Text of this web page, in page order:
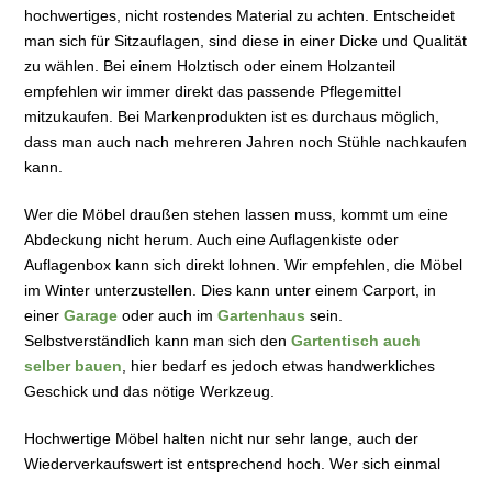
hochwertiges, nicht rostendes Material zu achten. Entscheidet
man sich für Sitzauflagen, sind diese in einer Dicke und Qualität
zu wählen. Bei einem Holztisch oder einem Holzanteil
empfehlen wir immer direkt das passende Pflegemittel
mitzukaufen. Bei Markenprodukten ist es durchaus möglich,
dass man auch nach mehreren Jahren noch Stühle nachkaufen
kann.
Wer die Möbel draußen stehen lassen muss, kommt um eine
Abdeckung nicht herum. Auch eine Auflagenkiste oder
Auflagenbox kann sich direkt lohnen. Wir empfehlen, die Möbel
im Winter unterzustellen. Dies kann unter einem Carport, in
einer Garage oder auch im Gartenhaus sein.
Selbstverständlich kann man sich den Gartentisch auch
selber bauen , hier bedarf es jedoch etwas handwerkliches
Geschick und das nötige Werkzeug.
Hochwertige Möbel halten nicht nur sehr lange, auch der
Wiederverkaufswert ist entsprechend hoch. Wer sich einmal